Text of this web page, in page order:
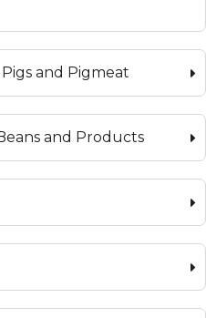
and Pigmeat
and Products